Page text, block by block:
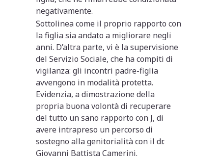
negativamente.
Sottolinea come il proprio rapporto con
la figlia sia andato a migliorare negli
anni. D’altra parte, vi è la supervisione
del Servizio Sociale, che ha compiti di
vigilanza: gli incontri padre-figlia
avvengono in modalità protetta.
Evidenzia, a dimostrazione della
propria buona volontà di recuperare
del tutto un sano rapporto con J, di
avere intrapreso un percorso di
sostegno alla genitorialità con il dr.
Giovanni Battista Camerini.